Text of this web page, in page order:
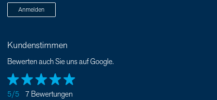
Anmelden
Kundenstimmen
Bewerten auch Sie uns auf Google.
5/5 7 Bewertungen